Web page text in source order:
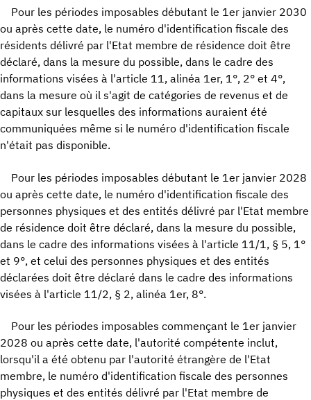
Pour les périodes imposables débutant le 1er janvier 2030
ou après cette date, le numéro d'identification fiscale des
résidents délivré par l'Etat membre de résidence doit être
déclaré, dans la mesure du possible, dans le cadre des
informations visées à l'article 11, alinéa 1er, 1°, 2° et 4°,
dans la mesure où il s'agit de catégories de revenus et de
capitaux sur lesquelles des informations auraient été
communiquées même si le numéro d'identification fiscale
n'était pas disponible.
Pour les périodes imposables débutant le 1er janvier 2028
ou après cette date, le numéro d'identification fiscale des
personnes physiques et des entités délivré par l'Etat membre
de résidence doit être déclaré, dans la mesure du possible,
dans le cadre des informations visées à l'article 11/1, § 5, 1°
et 9°, et celui des personnes physiques et des entités
déclarées doit être déclaré dans le cadre des informations
visées à l'article 11/2, § 2, alinéa 1er, 8°.
Pour les périodes imposables commençant le 1er janvier
2028 ou après cette date, l'autorité compétente inclut,
lorsqu'il a été obtenu par l'autorité étrangère de l'Etat
membre, le numéro d'identification fiscale des personnes
physiques et des entités délivré par l'Etat membre de